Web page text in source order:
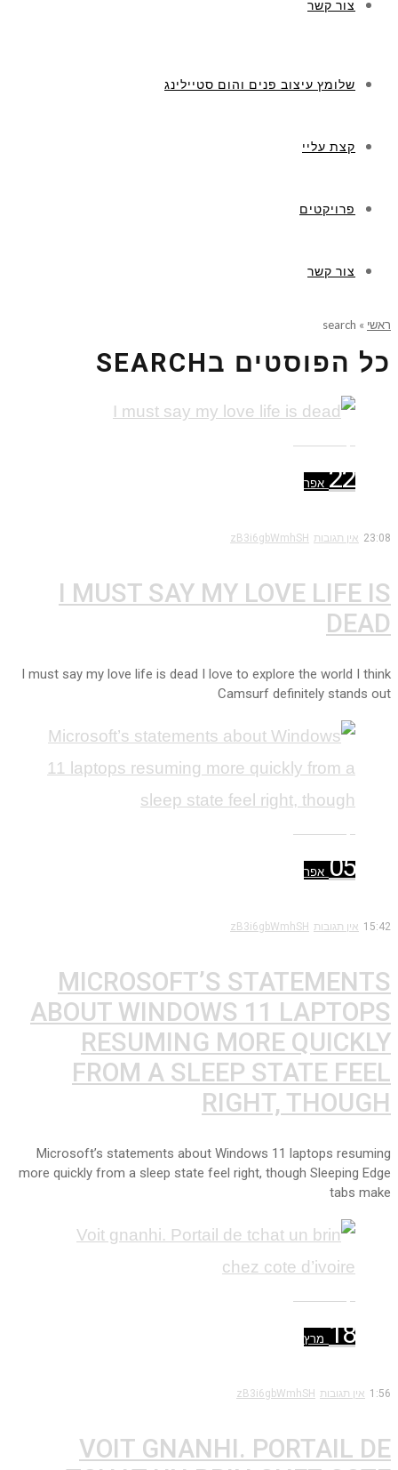
צור קשר
שלומץ עיצוב פנים והום סטיילינג
קצת עליי
פרויקטים
צור קשר
ראשי »
search
כל הפוסטים בSEARCH
22 אפר
23:08 אין תגובות zB3i6gbWmhSH
I MUST SAY MY LOVE LIFE IS
DEAD
I must say my love life is dead I love to explore the world I think
Camsurf definitely stands out
05 אפר
15:42 אין תגובות zB3i6gbWmhSH
MICROSOFT’S STATEMENTS
ABOUT WINDOWS 11 LAPTOPS
RESUMING MORE QUICKLY
FROM A SLEEP STATE FEEL
RIGHT, THOUGH
Microsoft’s statements about Windows 11 laptops resuming
more quickly from a sleep state feel right, though Sleeping Edge
tabs make
18 מרץ
1:56 אין תגובות zB3i6gbWmhSH
VOIT GNANHI. PORTAIL DE